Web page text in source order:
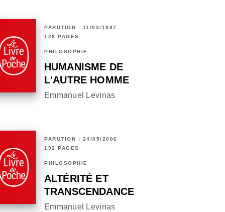
PARUTION : 11/03/1987
128 PAGES
PHILOSOPHIE
HUMANISME DE
L'AUTRE HOMME
Emmanuel Levinas
PARUTION : 24/05/2006
192 PAGES
PHILOSOPHIE
ALTÉRITÉ ET
TRANSCENDANCE
Emmanuel Levinas